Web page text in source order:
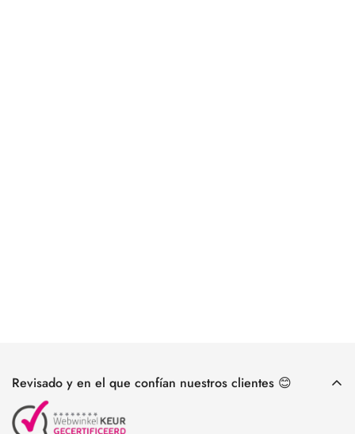
Revisado y en el que confían nuestros clientes 😊